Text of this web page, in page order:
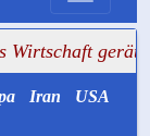
ins Wanken,
Iran
USA